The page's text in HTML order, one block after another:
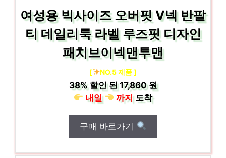
여성용 빅사이즈 오버핏 V넥 반팔
티 데일리룩 라벨 루즈핏 디자인
패치브이넥맨투맨
[ NO.5 제품 ]
38%할인 된17,860 원
내일
까지도착
구매 바로가기